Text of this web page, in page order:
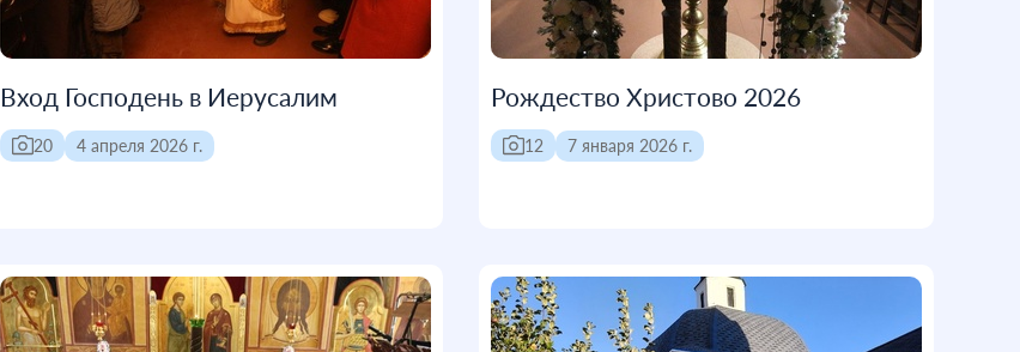
Вход Господень в Иерусалим
20 4 апреля 2026 г.
Рождество Христово 2026
12 7 января 2026 г.